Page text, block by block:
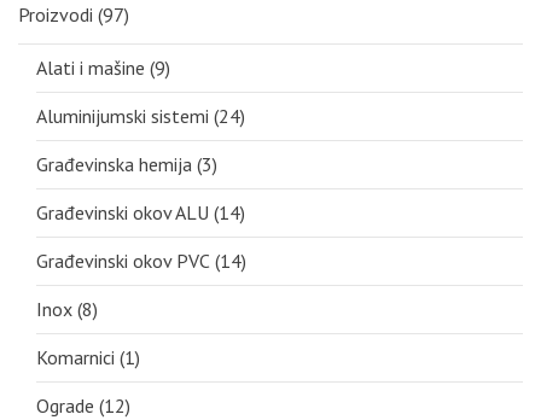
Proizvodi (97)
Alati i mašine (9)
Aluminijumski sistemi (24)
Građevinska hemija (3)
Građevinski okov ALU (14)
Građevinski okov PVC (14)
Inox (8)
Komarnici (1)
Ograde (12)